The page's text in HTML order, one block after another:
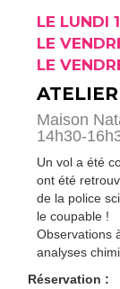
LE LUNDI
LE
LE
Maison
14h30-
Un vol a été
ont été
de la police
le coupable !
Observations
analyses
Réservation :